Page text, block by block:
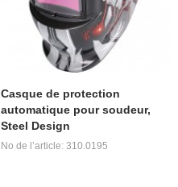
Casque de protection
automatique pour soudeur,
Steel Design
No de l’article: 310.0195